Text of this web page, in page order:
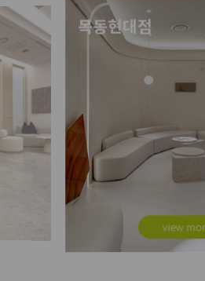
목동현대점
view more